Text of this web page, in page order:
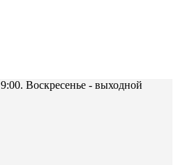
Воскресенье - выходной